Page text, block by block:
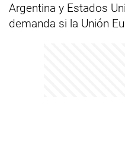
Argentina y Estados
demanda si la Unión